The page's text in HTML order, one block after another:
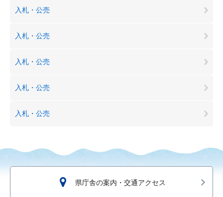
入札・公売
入札・公売
入札・公売
入札・公売
入札・公売
県庁舎の案内・交通アクセス